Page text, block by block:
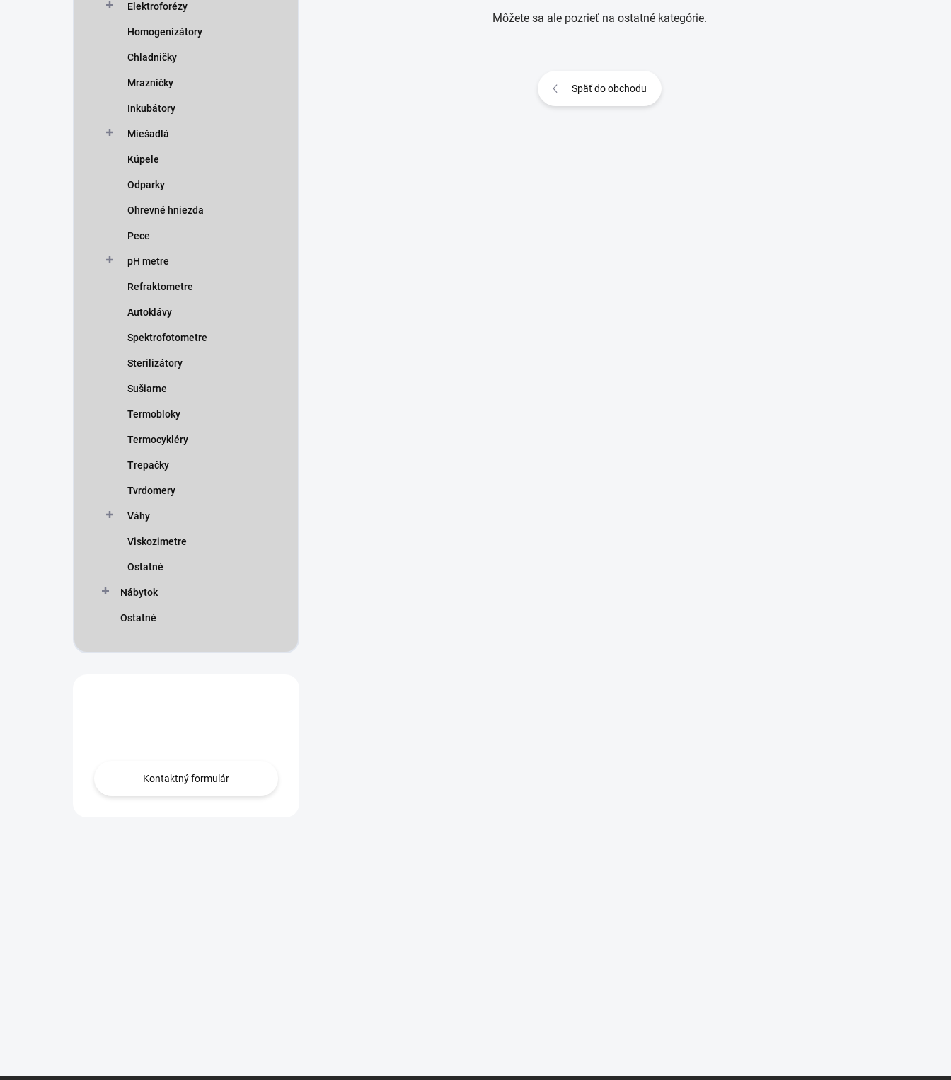
Elektroforézy
Homogenizátory
Chladničky
Mrazničky
Inkubátory
Miešadlá
Kúpele
Odparky
Ohrevné hniezda
Pece
pH metre
Refraktometre
Autoklávy
Spektrofotometre
Sterilizátory
Sušiarne
Termobloky
Termocykléry
Trepačky
Tvrdomery
Váhy
Viskozimetre
Ostatné
Nábytok
Ostatné
Kontaktný formulár
Môžete sa ale pozrieť na ostatné kategórie.
Späť do obchodu